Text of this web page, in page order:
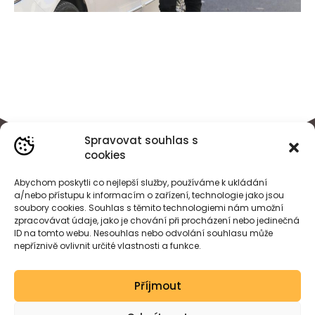
Spravovat souhlas s
cookies
Abychom poskytli co nejlepší služby, používáme k ukládání
a/nebo přístupu k informacím o zařízení, technologie jako jsou
soubory cookies. Souhlas s těmito technologiemi nám umožní
zpracovávat údaje, jako je chování při procházení nebo jedinečná
ID na tomto webu. Nesouhlas nebo odvolání souhlasu může
nepříznivě ovlivnit určité vlastnosti a funkce.
Příjmout